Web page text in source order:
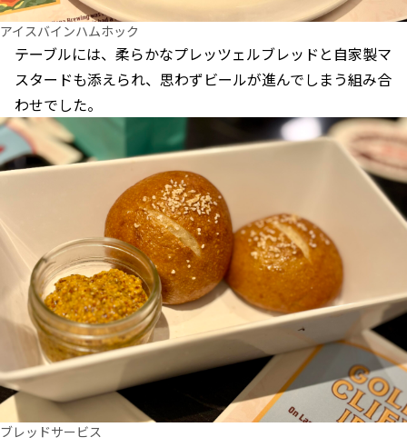
アイスバインハムホック
テーブルには、柔らかなプレッツェルブレッドと自家製マ
スタードも添えられ、思わずビールが進んでしまう組み合
わせでした。
ブレッドサービス